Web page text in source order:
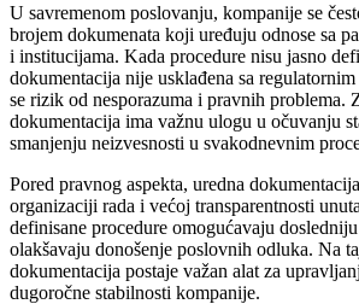
U savremenom poslovanju, kompanije se
brojem dokumenata koji uređuju odnose sa
i institucijama. Kada procedure nisu jasno
dokumentacija nije usklađena sa
se rizik od nesporazuma i pravnih problema.
dokumentacija ima važnu ulogu u očuvanju
smanjenju neizvesnosti u svakodnevnim
Pored pravnog aspekta, uredna
organizaciji rada i većoj transparentnosti
definisane procedure omogućavaju
olakšavaju donošenje poslovnih odluka. Na
dokumentacija postaje važan alat za
dugoročne stabilnosti kompanije.